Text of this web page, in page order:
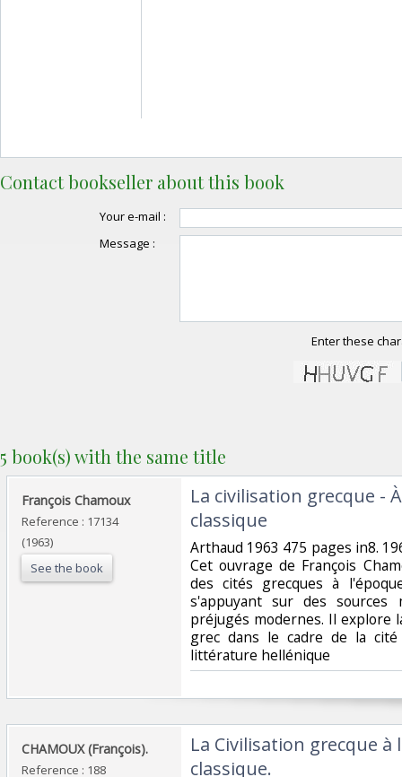
Contact bookseller about this book
Your e-mail :
Message :
Enter these
5 book(s) with the same title
‎François Chamoux‎
Reference : 17134
(1963)
See the book
‎La civilisation grecque -
classique‎
‎Arthaud 1963 475 pages in8.
Cet ouvrage de François
des cités grecques à
s'appuyant sur des
préjugés modernes. Il explore
grec dans le cadre de la
littérature hellénique‎
‎CHAMOUX (François).‎
Reference : 188
‎La Civilisation grecque
classique.‎